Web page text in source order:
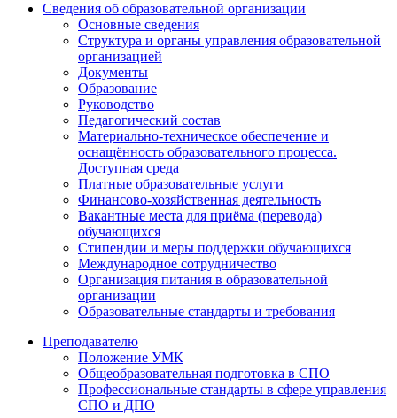
Сведения об образовательной организации
Основные сведения
Структура и органы управления образовательной
организацией
Документы
Образование
Руководство
Педагогический состав
Материально-техническое обеспечение и
оснащённость образовательного процесса.
Доступная среда
Платные образовательные услуги
Финансово-хозяйственная деятельность
Вакантные места для приёма (перевода)
обучающихся
Стипендии и меры поддержки обучающихся
Международное сотрудничество
Организация питания в образовательной
организации
Образовательные стандарты и требования
Преподавателю
Положение УМК
Общеобразовательная подготовка в СПО
Профессиональные стандарты в сфере управления
СПО и ДПО